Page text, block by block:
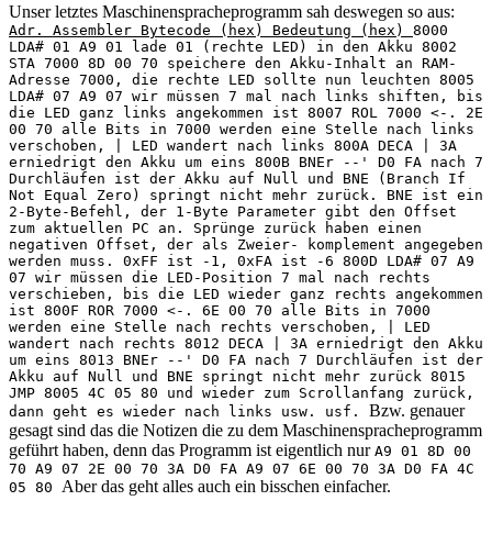
Unser letztes Maschinenspracheprogramm sah deswegen so aus:
Adr. Assembler Bytecode (hex) Bedeutung (hex) 8000
LDA# 01 A9 01 lade 01 (rechte LED) in den Akku 8002
STA 7000 8D 00 70 speichere den Akku-Inhalt an RAM-
Adresse 7000, die rechte LED sollte nun leuchten 8005
LDA# 07 A9 07 wir müssen 7 mal nach links shiften, bis
die LED ganz links angekommen ist 8007 ROL 7000 <-. 2E
00 70 alle Bits in 7000 werden eine Stelle nach links
verschoben, | LED wandert nach links 800A DECA | 3A
erniedrigt den Akku um eins 800B BNEr --' D0 FA nach 7
Durchläufen ist der Akku auf Null und BNE (Branch If
Not Equal Zero) springt nicht mehr zurück. BNE ist ein
2-Byte-Befehl, der 1-Byte Parameter gibt den Offset
zum aktuellen PC an. Sprünge zurück haben einen
negativen Offset, der als Zweier- komplement angegeben
werden muss. 0xFF ist -1, 0xFA ist -6 800D LDA# 07 A9
07 wir müssen die LED-Position 7 mal nach rechts
verschieben, bis die LED wieder ganz rechts angekommen
ist 800F ROR 7000 <-. 6E 00 70 alle Bits in 7000
werden eine Stelle nach rechts verschoben, | LED
wandert nach rechts 8012 DECA | 3A erniedrigt den Akku
um eins 8013 BNEr --' D0 FA nach 7 Durchläufen ist der
Akku auf Null und BNE springt nicht mehr zurück 8015
JMP 8005 4C 05 80 und wieder zum Scrollanfang zurück,
dann geht es wieder nach links usw. usf. Bzw. genauer
gesagt sind das die Notizen die zu dem Maschinenspracheprogramm
geführt haben, denn das Programm ist eigentlich nur A9 01 8D 00
70 A9 07 2E 00 70 3A D0 FA A9 07 6E 00 70 3A D0 FA 4C
05 80 Aber das geht alles auch ein bisschen einfacher.